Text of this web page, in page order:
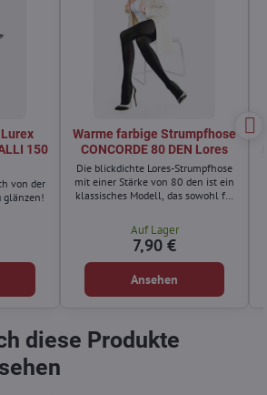
150
von der
glänzen!
Warme farbige Strumpfhose
CONCORDE 80 DEN Lores
Die blickdichte Lores-Strumpfhose
mit einer Stärke von 80 den ist ein
klassisches Modell, das sowohl für
für große Anlässe entwickelt
wurde.
Auf Lager
7,90 €
Ansehen
diese Produkte